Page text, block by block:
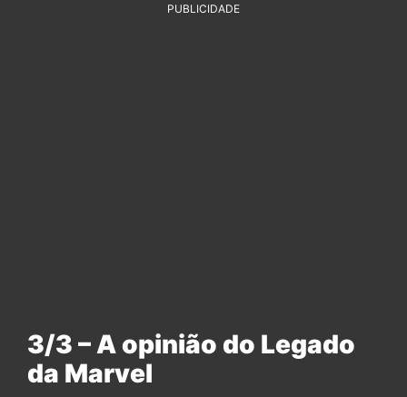
PUBLICIDADE
3/3 – A opinião do Legado
da Marvel